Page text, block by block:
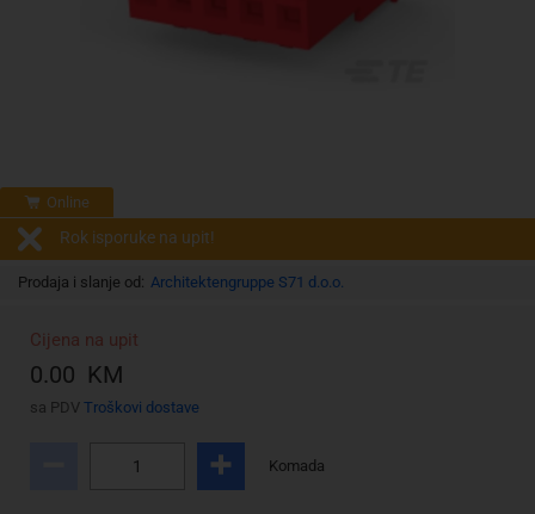
Online
Rok isporuke na upit!
Prodaja i slanje od: Architektengruppe S71 d.o.o.
Cijena na upit
0.00 KM
sa PDV Troškovi dostave
Komada